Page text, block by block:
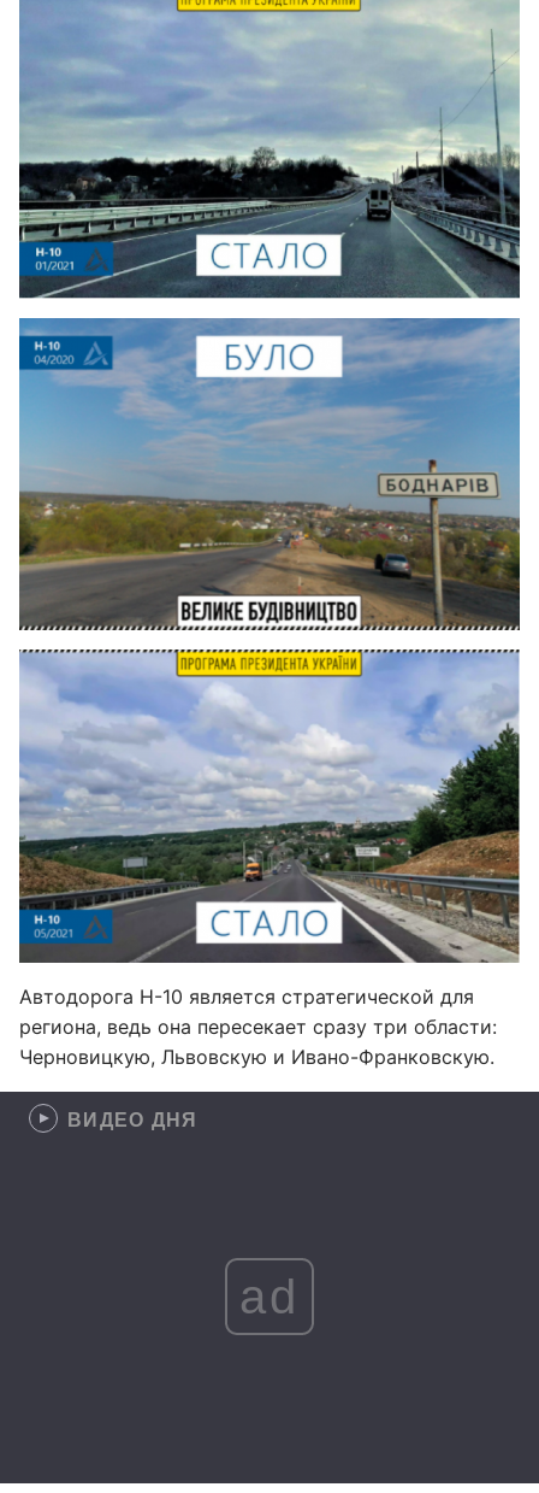
Автодорога Н-10 является стратегической для
региона, ведь она пересекает сразу три области:
Черновицкую, Львовскую и Ивано-Франковскую.
ВИДЕО ДНЯ
ad